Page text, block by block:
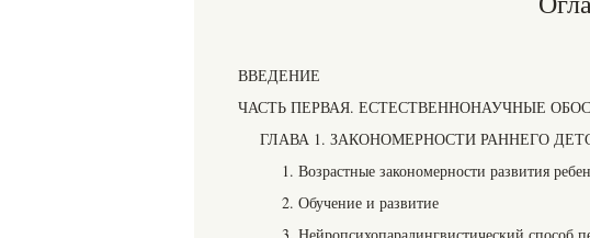
ВВЕДЕНИЕ
ЧАСТЬ ПЕРВАЯ. ЕСТЕСТВЕННОНАУЧНЫЕ
ГЛАВА 1. ЗАКОНОМЕРНОСТИ РАННЕГО
1. Возрастные закономерности развития
2. Обучение и развитие